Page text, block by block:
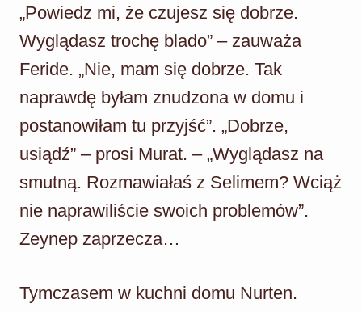
„Powiedz mi, że czujesz się dobrze.
Wyglądasz trochę blado” – zauważa
Feride. „Nie, mam się dobrze. Tak
naprawdę byłam znudzona w domu i
postanowiłam tu przyjść”. „Dobrze,
usiądź” – prosi Murat. – „Wyglądasz na
smutną. Rozmawiałaś z Selimem? Wciąż
nie naprawiliście swoich problemów”.
Zeynep zaprzecza…
Tymczasem w kuchni domu Nurten.